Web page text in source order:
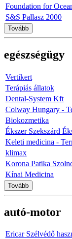
Foundation for
S&S Pallasz 2000
Tovább
egészségügy
Vertikert
Terápiás állatok
Dental-System Kft
Colway Hungary -
Biokozmetika
Ékszer Szekszárd
Keleti medicina -
klimax
Korona Patika
Kínai Medicina
Tovább
autó-motor
Ericar Szélvédő